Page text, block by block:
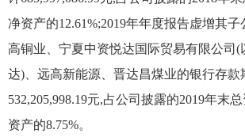
净资产的12.61%;2019年年度报告虚增其
高铜业、宁夏中资悦达国际贸易有限公司(
达)、远高新能源、晋达昌煤业的银行存款
532,205,998.19元,占公司披露的2019年末
资产的8.75%。